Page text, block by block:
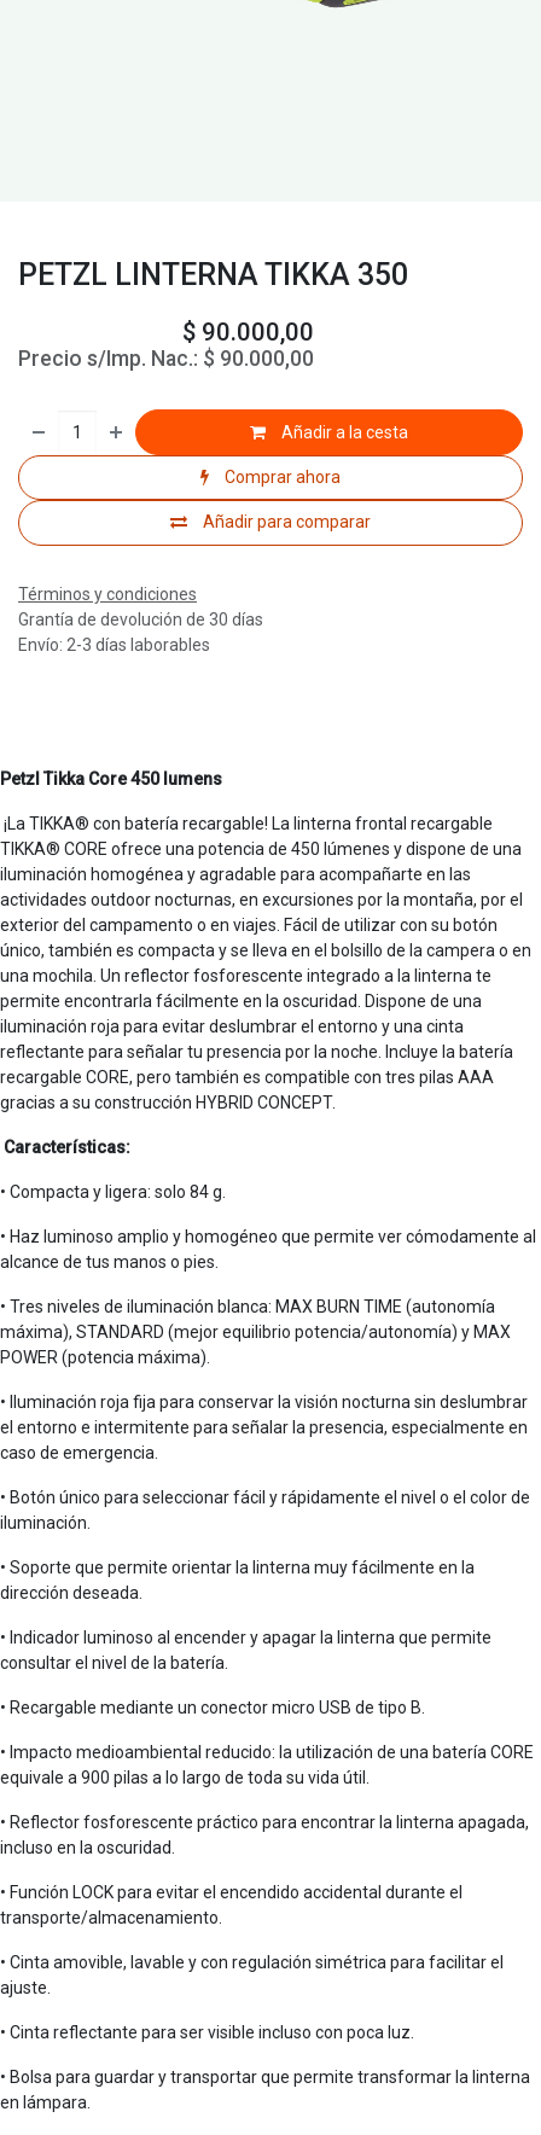
PETZL LINTERNA TIKKA 350
$ 90.000,00
Precio s/Imp. Nac.: $ 90.000,00
Añadir a la cesta
Comprar ahora
Añadir para comparar
Términos y condiciones
Grantía de devolución de 30 días
Envío: 2-3 días laborables
Petzl Tikka Core 450 lumens
¡La TIKKA® con batería recargable! La linterna frontal recargable
TIKKA® CORE ofrece una potencia de 450 lúmenes y dispone de una
iluminación homogénea y agradable para acompañarte en las
actividades outdoor nocturnas, en excursiones por la montaña, por el
exterior del campamento o en viajes. Fácil de utilizar con su botón
único, también es compacta y se lleva en el bolsillo de la campera o en
una mochila. Un reflector fosforescente integrado a la linterna te
permite encontrarla fácilmente en la oscuridad. Dispone de una
iluminación roja para evitar deslumbrar el entorno y una cinta
reflectante para señalar tu presencia por la noche. Incluye la batería
recargable CORE, pero también es compatible con tres pilas AAA
gracias a su construcción HYBRID CONCEPT.
Características:
• Compacta y ligera: solo 84 g.
• Haz luminoso amplio y homogéneo que permite ver cómodamente al
alcance de tus manos o pies.
• Tres niveles de iluminación blanca: MAX BURN TIME (autonomía
máxima), STANDARD (mejor equilibrio potencia/autonomía) y MAX
POWER (potencia máxima).
• Iluminación roja fija para conservar la visión nocturna sin deslumbrar
el entorno e intermitente para señalar la presencia, especialmente en
caso de emergencia.
• Botón único para seleccionar fácil y rápidamente el nivel o el color de
iluminación.
• Soporte que permite orientar la linterna muy fácilmente en la
dirección deseada.
• Indicador luminoso al encender y apagar la linterna que permite
consultar el nivel de la batería.
• Recargable mediante un conector micro USB de tipo B.
• Impacto medioambiental reducido: la utilización de una batería CORE
equivale a 900 pilas a lo largo de toda su vida útil.
• Reflector fosforescente práctico para encontrar la linterna apagada,
incluso en la oscuridad.
• Función LOCK para evitar el encendido accidental durante el
transporte/almacenamiento.
• Cinta amovible, lavable y con regulación simétrica para facilitar el
ajuste.
• Cinta reflectante para ser visible incluso con poca luz.
• Bolsa para guardar y transportar que permite transformar la linterna
en lámpara.